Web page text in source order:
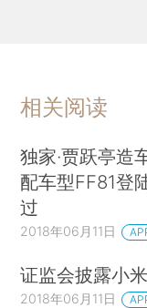
相关阅读
独家·贾跃亭造
配车型FF81登
过
2018年06月11日
证监会披露小
2018年06月11日